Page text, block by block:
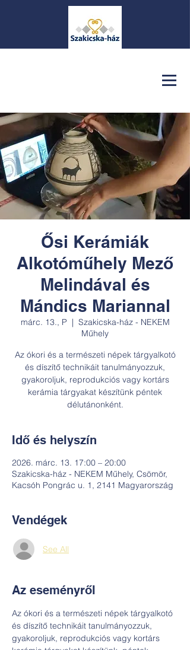
Ősi Kerámiák
Alkotóműhely Mező
Melindával és
Mándics Mariannal
márc. 13., P
  |
Szakicska-ház - NEKEM
Műhely
Az ókori és a természeti népek tárgyalkotó
és díszítő technikáit tanulmányozzuk,
gyakoroljuk, reprodukciós vagy kortárs
kerámia tárgyakat készítünk péntek
délutánonként.
Idő és helyszín
2026. márc. 13. 17:00 – 20:00
Szakicska-ház - NEKEM Műhely, Csömör,
Kacsóh Pongrác u. 1, 2141 Magyarország
Vendégek
See All
Az eseményről
Az ókori és a természeti népek tárgyalkotó
és díszítő technikáit tanulmányozzuk,
gyakoroljuk, reprodukciós vagy kortárs